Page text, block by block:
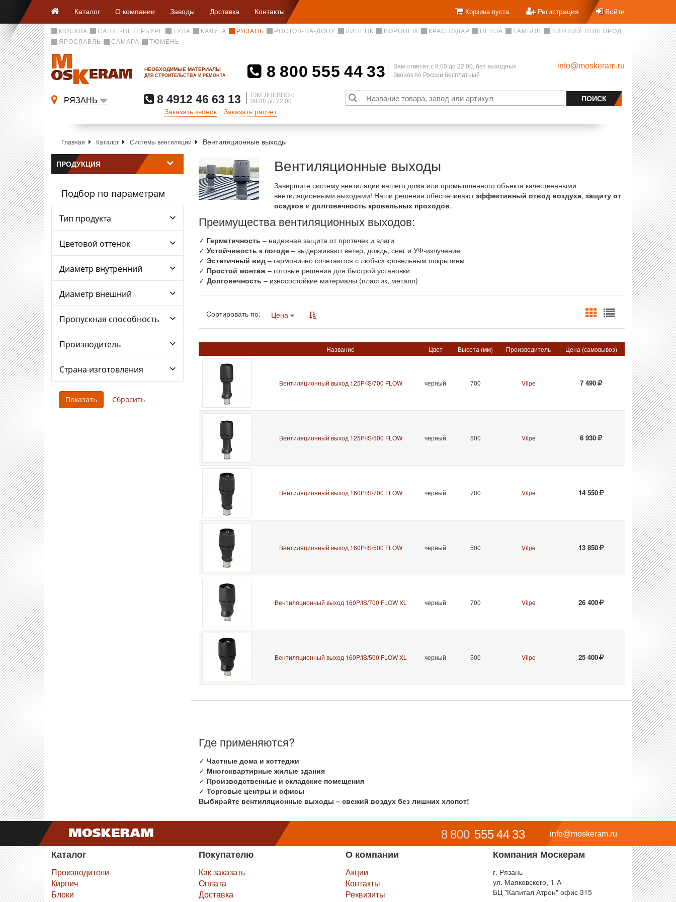
Каталог О компании Заводы Доставка Контакты Корзина пуста Регистрация Войти
МОСКВА САНКТ-ПЕТЕРБУРГ ТУЛА КАЛУГА РЯЗАНЬ РОСТОВ-НА-ДОНУ ЛИПЕЦК ВОРОНЕЖ КРАСНОДАР ПЕНЗА ТАМБОВ
НИЖНИЙ НОВГОРОД
ЯРОСЛАВЛЬ
САМАРА ТЮМЕНЬ
НЕОБХОДИМЫЕ МАТЕРИАЛЫ
ДЛЯ СТРОИТЕЛЬСТВА И РЕМОНТА 8 800 555 44 33
Вам ответят c 8:00 до 22:00, без выходных
Звонок по России бесплатный
info@moskeram.ru
РЯЗАНЬ 8 4912 46 63 13 ЕЖЕДНЕВНО с
08:00 до 22:00
Заказать звонок Заказать расчет
Главная Каталог Системы вентиляции Вентиляционные выходы
ПРОДУКЦИЯ
Подбор по параметрам
Тип продукта
Цветовой оттенок
Диаметр внутренний
Диаметр внешний
Пропускная способность
Производитель
Страна изготовления
Вентиляционные выходы
Завершите систему вентиляции вашего дома или промышленного объекта качественными
вентиляционными выходами! Наши решения обеспечиваютэффективный отвод воздуха, защиту от
осадков и долговечность кровельных проходов.
Преимущества вентиляционных выходов:
✓ Герметичность – надежная защита от протечек и влаги
✓ Устойчивость к погоде– выдерживают ветер, дождь, снег и УФ-излучение
✓ Эстетичный вид– гармонично сочетаются с любым кровельным покрытием
✓ Простой монтаж– готовые решения для быстрой установки
✓ Долговечность – износостойкие материалы (пластик, металл)
Сортировать по: Цена
Название Цвет Высота (мм) Производитель Цена (самовывоз)
Вентиляционный выход 125P/IS/700 FLOW черный 700 Vilpe 7 490
Вентиляционный выход 125P/IS/500 FLOW черный 500 Vilpe 6 930
Вентиляционный выход 160P/IS/700 FLOW черный 700 Vilpe 14 550
Вентиляционный выход 160P/IS/500 FLOW черный 500 Vilpe 13 850
Вентиляционный выход 160P/IS/700 FLOW XL черный 700 Vilpe 26 400
Вентиляционный выход 160P/IS/500 FLOW XL черный 500 Vilpe 25 400
Где применяются?
✓ Частные дома и коттеджи
✓ Многоквартирные жилые здания
✓ Производственные и складские помещения
✓ Торговые центры и офисы
Выбирайте вентиляционные выходы – свежий воздух без лишних хлопот!
info@moskeram.ru
8 800 555 44 33
Каталог
Производители
Кирпич
Блоки
Покупателю
Как заказать
Оплата
Доставка
О компании
Акции
Контакты
Реквизиты
Компания Москерам
г. Рязань
ул. Маяковского, 1-А
БЦ "Капитал Атрон" офис 315